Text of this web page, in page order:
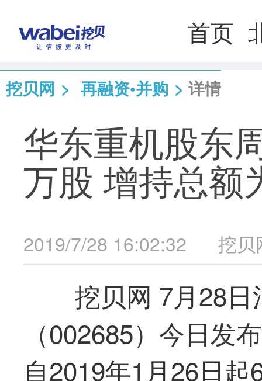
首页
挖贝网 > 再融资•并购 > 详情
华东重机股东
万股 增持总额
2019/7/28 16:02:32 挖贝
挖贝网 7月28
（002685）今日发
自2019年1月26日